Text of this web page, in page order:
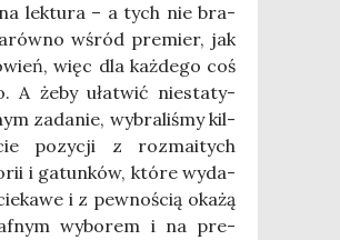
lek­tu­ra – a tych nie bra­
wśród pre­mier, jak
więc dla każ­de­go coś
A żeby uła­twić nie­sta­ty­
zada­nie, wybra­li­śmy kil­
pozy­cji z roz­ma­itych
i gatun­ków, któ­re wyda­
i z pew­no­ścią oka­żą
wybo­rem i na pre­